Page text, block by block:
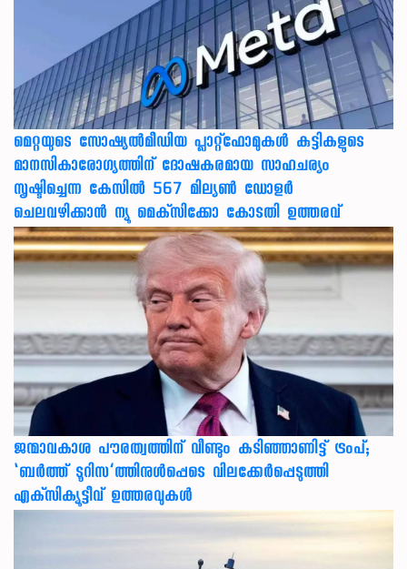
മെറ്റയുടെ സോഷ്യല്‍മീഡിയ പ്ലാറ്റ്‌ഫോമുകള്‍ കുട്ടികളുടെ
മാനസികാരോഗ്യത്തിന് ദോഷകരമായ സാഹചര്യം
സൃഷ്ടിച്ചെന്ന കേസില്‍ 567 മില്യണ്‍ ഡോളര്‍
ചെലവഴിക്കാന്‍ ന്യൂ മെക്‌സിക്കോ കോടതി ഉത്തരവ്
ജന്മാവകാശ പൗരത്വത്തിന് വീണ്ടും കടിഞ്ഞാണിട്ട് ട്രംപ്;
‘ബര്‍ത്ത് ടൂറിസ’ത്തിനുള്‍പ്പെടെ വിലക്കേര്‍പ്പെടുത്തി
എക്‌സിക്യൂട്ടീവ് ഉത്തരവുകള്‍